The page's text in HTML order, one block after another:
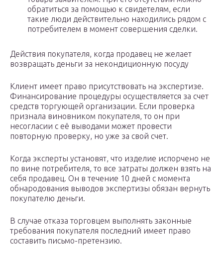
обратиться за помощью к свидетелям, если
такие люди действительно находились рядом с
потребителем в момент совершения сделки.
Действия покупателя, когда продавец не желает
возвращать деньги за некондиционную посуду
Клиент имеет право присутствовать на экспертизе.
Финансирование процедуры осуществляется за счет
средств торгующей организации. Если проверка
признала виновником покупателя, то он при
несогласии с её выводами может провести
повторную проверку, но уже за свой счет.
Когда эксперты установят, что изделие испорчено не
по вине потребителя, то все затраты должен взять на
себя продавец. Он в течение 10 дней с момента
обнародования выводов экспертизы обязан вернуть
покупателю деньги.
В случае отказа торговцем выполнять законные
требования покупателя последний имеет право
составить письмо-претензию.